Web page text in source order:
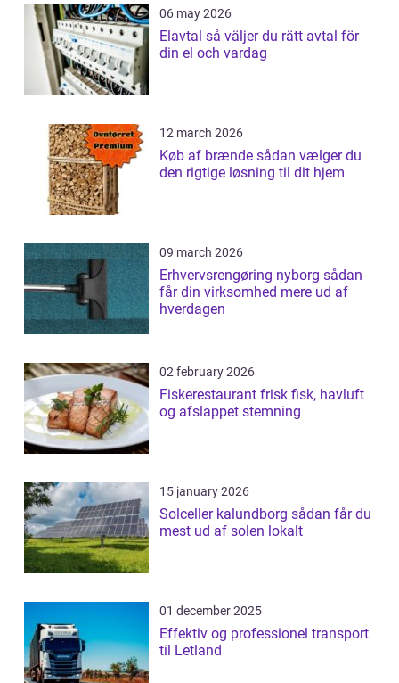
06 may 2026
Elavtal så väljer du rätt avtal för
din el och vardag
12 march 2026
Køb af brænde sådan vælger du
den rigtige løsning til dit hjem
09 march 2026
Erhvervsrengøring nyborg sådan
får din virksomhed mere ud af
hverdagen
02 february 2026
Fiskerestaurant frisk fisk, havluft
og afslappet stemning
15 january 2026
Solceller kalundborg sådan får du
mest ud af solen lokalt
01 december 2025
Effektiv og professionel transport
til Letland